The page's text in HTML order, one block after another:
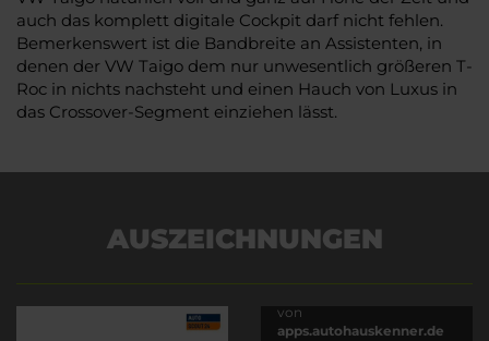
auch das komplett digitale Cockpit darf nicht fehlen.
Bemerkenswert ist die Bandbreite an Assistenten, in
denen der VW Taigo dem nur unwesentlich größeren T-
Roc in nichts nachsteht und einen Hauch von Luxus in
das Crossover-Segment einziehen lässt.
AUSZEICHNUNGEN
von
apps.autohauskenner.de